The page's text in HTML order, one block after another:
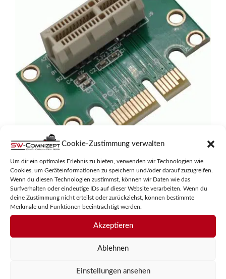
Cookie-Zustimmung verwalten
Um dir ein optimales Erlebnis zu bieten, verwenden wir Technologien wie
Cookies, um Geräteinformationen zu speichern und/oder darauf zuzugreifen.
Wenn du diesen Technologien zustimmst, können wir Daten wie das
Surfverhalten oder eindeutige IDs auf dieser Website verarbeiten. Wenn du
deine Zustimmung nicht erteilst oder zurückziehst, können bestimmte
Merkmale und Funktionen beeinträchtigt werden.
Akzeptieren
Ablehnen
Einstellungen ansehen
WLGQ PCI-E1X
0
v
o
n
5
19,95€
inkl. MwSt.
In den Warenkorb